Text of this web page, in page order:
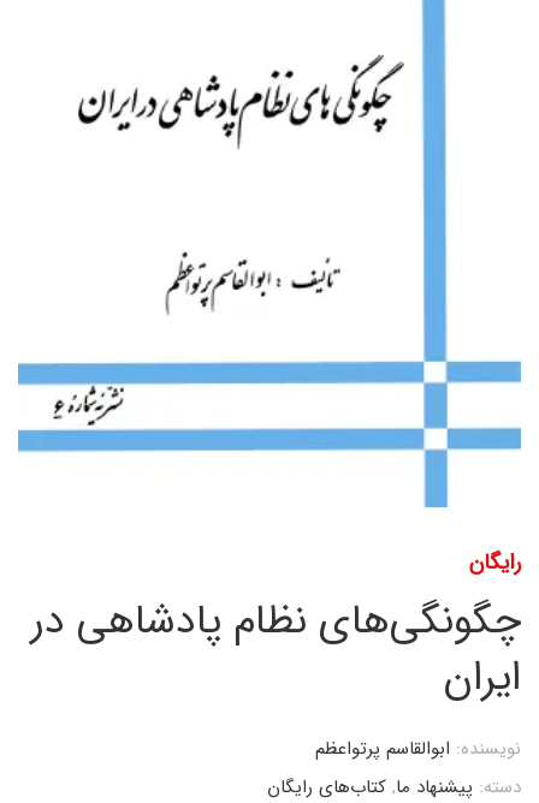
رایگان
چگونگی‌های نظام پادشاهی در
ایران
نویسنده: ابوالقاسم پرتواعظم
دسته: پیشنهاد ما, کتاب‌های رایگان